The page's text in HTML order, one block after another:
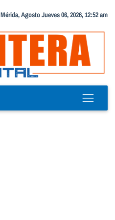
Mérida, Agosto Jueves 06, 2026, 12:52 am